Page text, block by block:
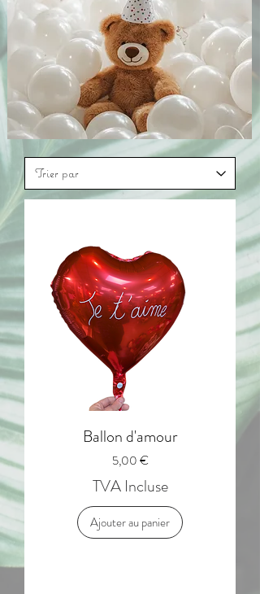
Ballon d'amour
Prix
5,00 €
TVA Incluse
Ajouter au panier